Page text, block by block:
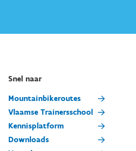
Snel naar
Mountainbikeroutes
Vlaamse Trainersschool
Kennisplatform
Downloads